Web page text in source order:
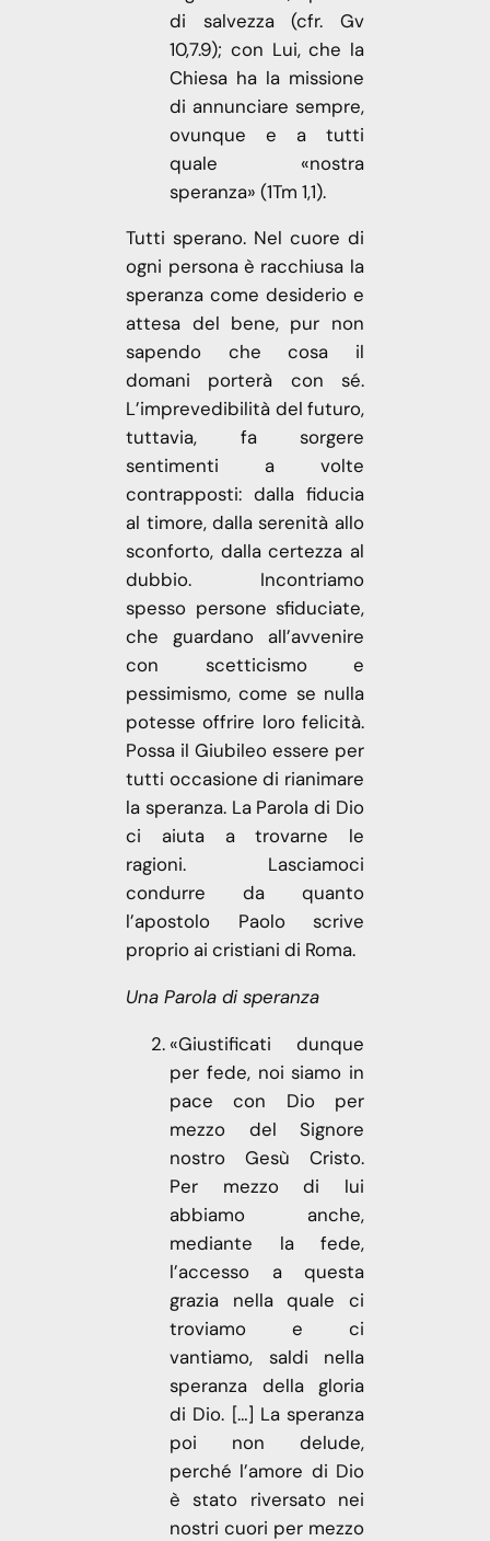
di salvezza (cfr. Gv
10,7.9); con Lui, che la
Chiesa ha la missione
di annunciare sempre,
ovunque e a tutti
quale «nostra
speranza» (1Tm 1,1).
Tutti sperano. Nel cuore di
ogni persona è racchiusa la
speranza come desiderio e
attesa del bene, pur non
sapendo che cosa il
domani porterà con sé.
L’imprevedibilità del futuro,
tuttavia, fa sorgere
sentimenti a volte
contrapposti: dalla fiducia
al timore, dalla serenità allo
sconforto, dalla certezza al
dubbio. Incontriamo
spesso persone sfiduciate,
che guardano all’avvenire
con scetticismo e
pessimismo, come se nulla
potesse offrire loro felicità.
Possa il Giubileo essere per
tutti occasione di rianimare
la speranza. La Parola di Dio
ci aiuta a trovarne le
ragioni. Lasciamoci
condurre da quanto
l’apostolo Paolo scrive
proprio ai cristiani di Roma.
Una Parola di speranza
«Giustificati dunque
per fede, noi siamo in
pace con Dio per
mezzo del Signore
nostro Gesù Cristo.
Per mezzo di lui
abbiamo anche,
mediante la fede,
l’accesso a questa
grazia nella quale ci
troviamo e ci
vantiamo, saldi nella
speranza della gloria
di Dio. […] La speranza
poi non delude,
perché l’amore di Dio
è stato riversato nei
nostri cuori per mezzo